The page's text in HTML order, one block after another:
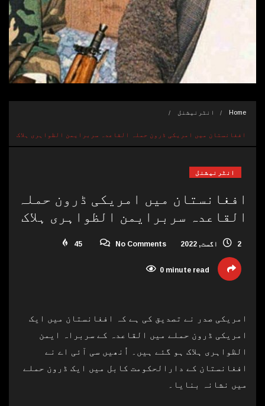
Home انٹرنیشنل
افغانستان میں امریکی ڈرون حملہ القاعدہ سربرایمن الظواہری ہلاک
انٹرنیشنل
افغانستان میں امریکی ڈرون حملہ
القاعدہ سربرایمن الظواہری ہلاک
2 اگست, 2022 No Comments
45
0 minute read
امریکی صدر نے تصدیق کی ہے کہ افغانستان میں ایک
امریکی ڈرون حملے میں القاعدہ کے سربراہ ایمن
الظواہری ہلاک ہو گئے ہیں۔ اُنھیں سی آئی اے نے
افغانستان کے دارالحکومت کابل میں ایک ڈرون حملے
میں نشانہ بنایا۔